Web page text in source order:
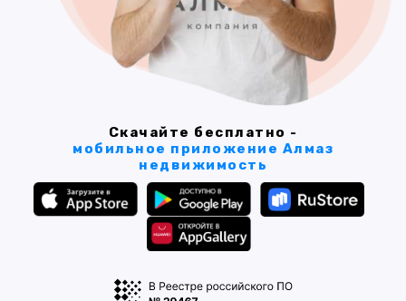
Скачайте бесплатно -
мобильное приложение Алмаз
недвижимость